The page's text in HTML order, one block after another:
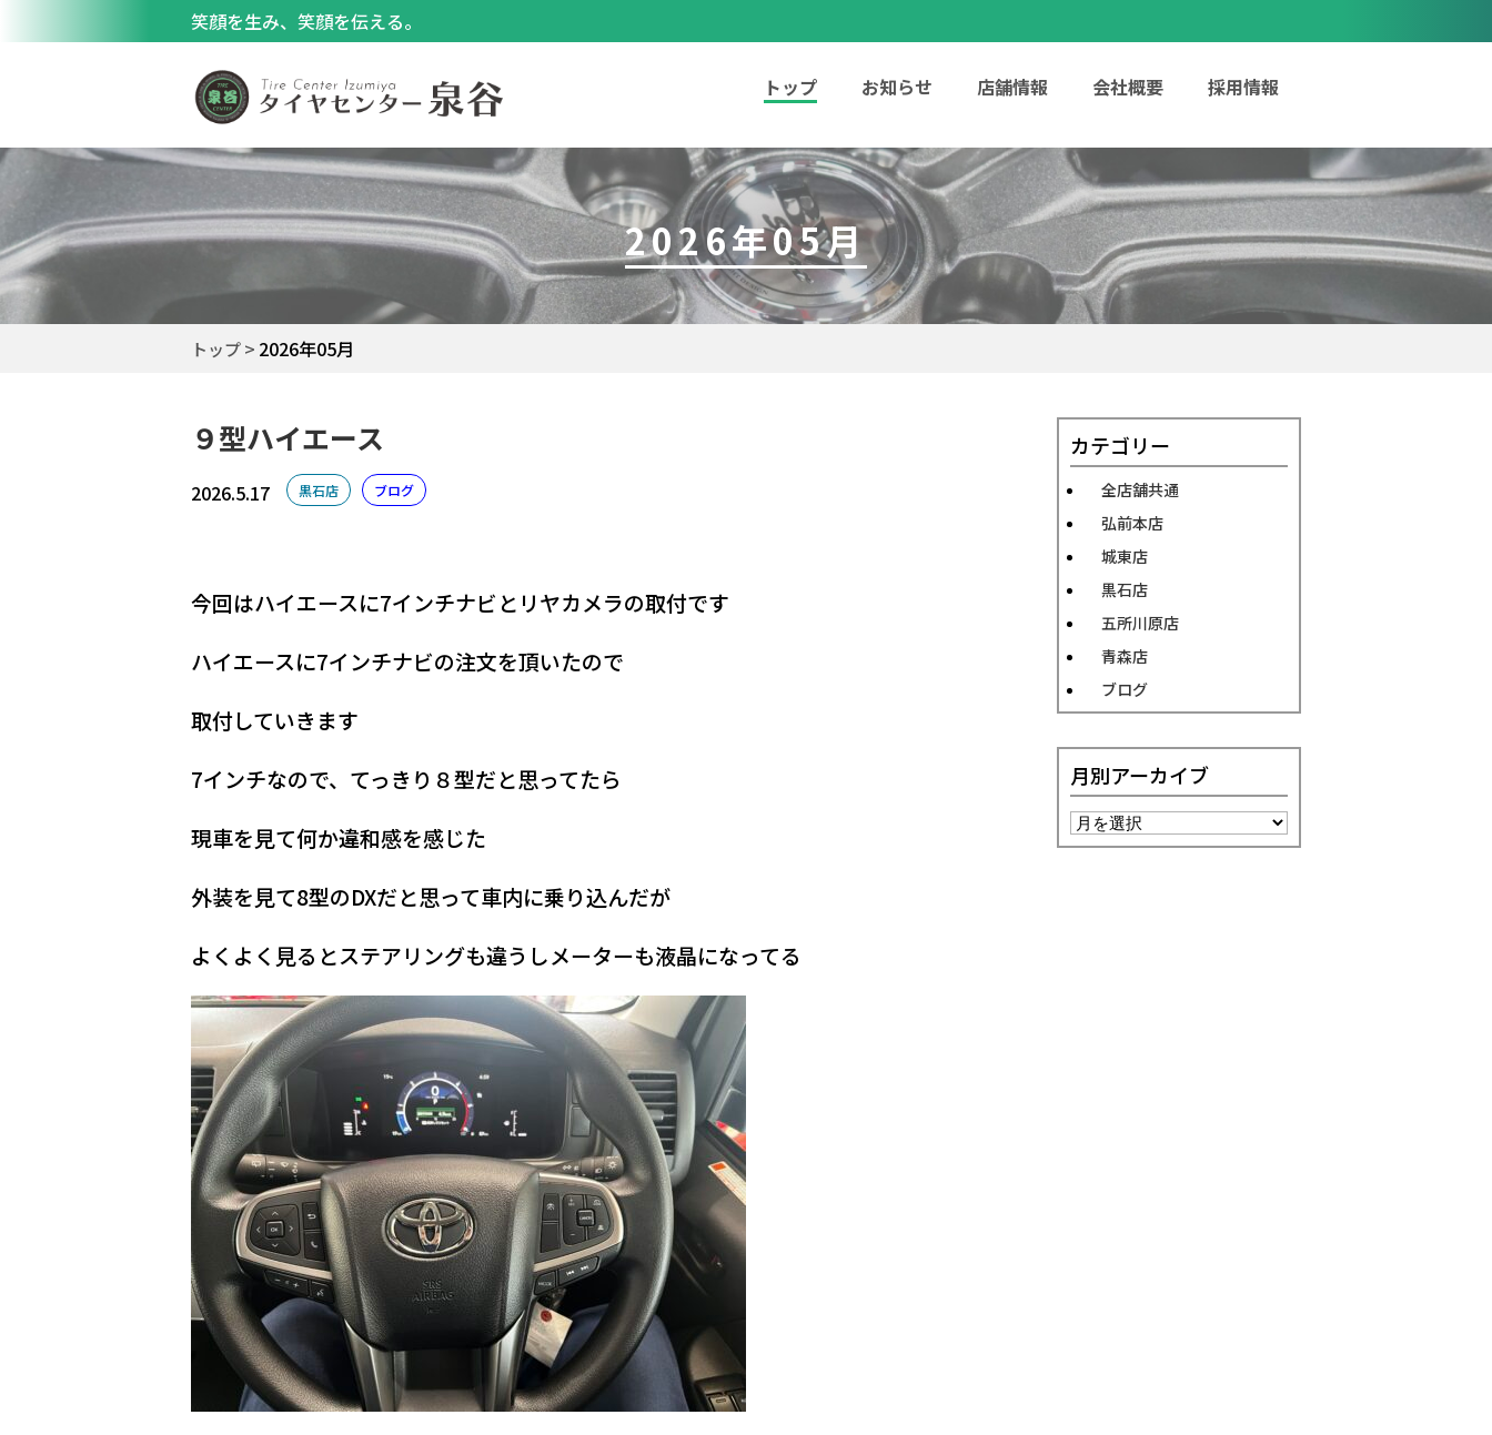
笑顔を生み、笑顔を伝える。
トップ お知らせ 店舗情報 会社概要 採用情報
2026年05月
トップ 2026年05月
９型ハイエース
2026.5.17 黒石店 ブログ
今回はハイエースに7インチナビとリヤカメラの取付です
ハイエースに7インチナビの注文を頂いたので
取付していきます
7インチなので、てっきり８型だと思ってたら
現車を見て何か違和感を感じた
外装を見て8型のDXだと思って車内に乗り込んだが
よくよく見るとステアリングも違うしメーターも液晶になってる
カテゴリー
全店舗共通
弘前本店
城東店
黒石店
五所川原店
青森店
ブログ
月別アーカイブ